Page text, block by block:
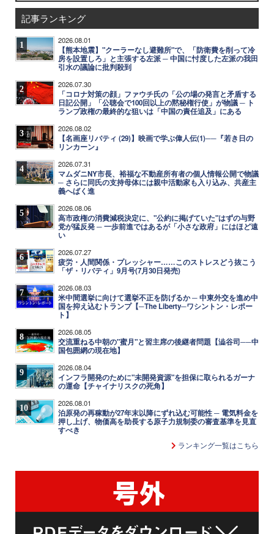
記事ランキング
1 2026.08.01
【熊本地震】"クーラーなし避難所"で、「防衛費を削って冷
房を設置しろ」と主張する左派 ─ 中国に忖度した左派の我田
引水の議論に批判殺到
2 2026.07.30
「コロナ対策の顔」ファウチ氏の「公の場の発言と矛盾する
日記公開」「公聴会で100回以上の黙秘権行使」が物議 ─ ト
ランプ政権の最終的な狙いは「中国の責任追及」にある
3 2026.08.02
【名画座リバティ (29)】映画で学ぶ偉人伝(1)──『若き日の
リンカーン』
4 2026.07.31
マムダニNY市長、裕福な不動産所有者の個人情報公開で物議
─ さらに同氏の支持母体には親中活動家も入り込み、共産主
義へばく進
5 2026.08.06
高市政権の消費減税決定に、"公約に掲げていた"はずの与野
党が猛反発 ─ 一歩前進ではあるが「小さな政府」にはほど遠
い
6 2026.07.27
疲労・人間関係・プレッシャー……このストレスどう抜こう
「ザ・リバティ」9月号(7月30日発売)
7 2026.08.03
米中間選挙に向けて選挙不正を防げるか ─ 中東外交を進め中
国を抑え込むトランプ【─The Liberty─ワシントン・レポー
ト】
8 2026.08.05
交流重ねる中朝の"蜜月"と習主席の後継者問題【澁谷司──中
国包囲網の現在地】
9 2026.08.04
インフラ開発のために"未開発資源"を担保に取られるガーナ
の運命【チャイナリスクの死角】
10 2026.08.01
泊原発の再稼動が27年末以降にずれ込む可能性 ─ 電気料金を
押し上げ、物価高を助長する原子力規制委の審査基準を見直
すべき
ランキング一覧はこちら